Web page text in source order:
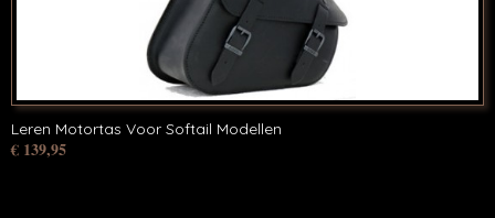
Leren Motortas Voor Softail Modellen
€ 139,95